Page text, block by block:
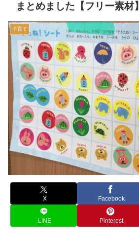
まとめました【フリー素材】
子育て
X Facebook
LINE Pinterest